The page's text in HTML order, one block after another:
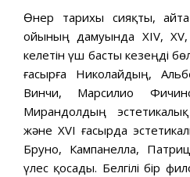
Өнер тарихы сияқты,
ойының дамуында XIV, XV,
келетін үш басты кезеңді
ғасырға Николайдың,
Винчи, Марсилио
Мирандолдың
және XVI ғасырда
Бруно, Кампанелла,
үлес қосады. Белгілі бір